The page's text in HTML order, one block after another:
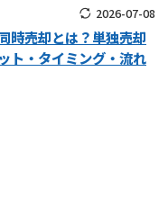
2026-07-08
時売却とは？単独売却
ト・タイミング・流れ